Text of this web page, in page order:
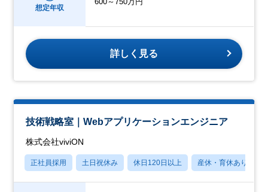
想定年収
詳しく見る
技術戦略室｜Webアプリケーションエンジニア
株式会社viviON
正社員採用 土日祝休み 休日120日以上 産休・育休あり